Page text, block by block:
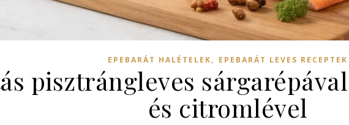
EPEBARÁT HALÉTELEK, EPEBARÁT LEVES RECEPTEK
pisztrángleves
és citromlével